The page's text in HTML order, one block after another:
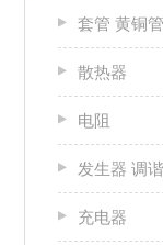
套管 黄铜管
散热器
电阻
发生器 调
充电器